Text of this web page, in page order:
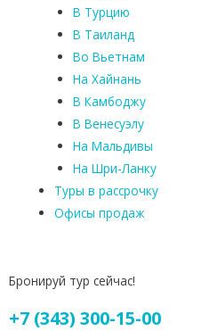
В Турцию
В Таиланд
Во Вьетнам
На Хайнань
В Камбоджу
В Венесуэлу
На Мальдивы
На Шри-Ланку
Туры в рассрочку
Офисы продаж
Бронируй тур сейчас!
+7 (343) 300-15-00